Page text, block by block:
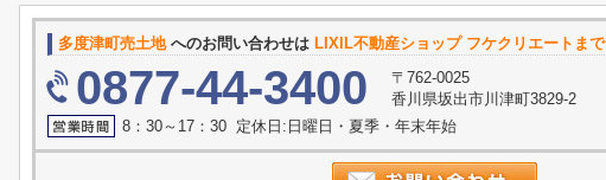
多度津町売土地へのお問い合わせは LIXIL不動産ショップ フケクリエートまで
0877-44-3400
〒762-0025
香川県坂出市川津町3829-2
8：30～17：30 定休日:日曜日・夏季・年末年始